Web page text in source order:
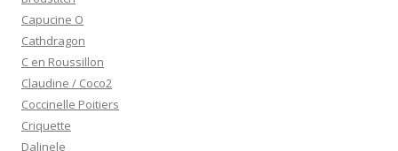
Capucine O
Cathdragon
C en Roussillon
Claudine / Coco2
Coccinelle Poitiers
Criquette
Dalinele